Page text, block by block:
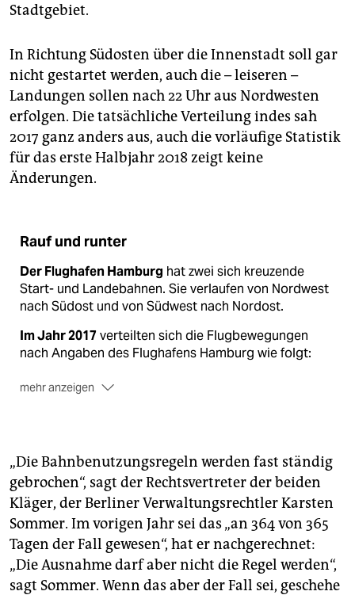
Stadtgebiet.
In Richtung Südosten über die Innenstadt soll gar
nicht gestartet werden, auch die – leiseren –
Landungen sollen nach 22 Uhr aus Nordwesten
erfolgen. Die tatsächliche Verteilung indes sah
2017 ganz anders aus, auch die vorläufige Statistik
für das erste Halbjahr 2018 zeigt keine
Änderungen.
Rauf und runter
Der Flughafen Hamburg hat zwei sich kreuzende
Start- und Landebahnen. Sie verlaufen von Nordwest
nach Südost und von Südwest nach Nordost.
Im Jahr 2017verteilten sich die Flugbewegungen
nach Angaben des Flughafens Hamburg wie folgt:
mehr anzeigen
Nach Südwest(Niendorf, Blankenese): 22.528 (28,5 %)
Starts und 10.567 (13,5 %) Landungen.
Nach Nordost(Langenhorn, Hummelsbüttel): 2.997
(3,8 %) Starts und 47.111 (59,5 %) Landungen.
Nach Südost
(Alsterdorf, Hamm) 1.447 (1,8 %) Starts
und 3.794 (5,0 %) Landungen.
„Die Bahnbenutzungsregeln werden fast ständig
gebrochen“, sagt der Rechtsvertreter der beiden
Kläger, der Berliner Verwaltungsrechtler Karsten
Sommer. Im vorigen Jahr sei das „an 364 von 365
Tagen der Fall gewesen“, hat er nachgerechnet:
„Die Ausnahme darf aber nicht die Regel werden“,
sagt Sommer. Wenn das aber der Fall sei, geschehe